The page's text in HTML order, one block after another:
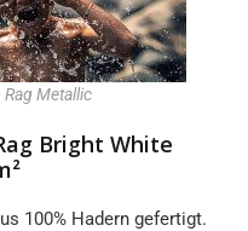
Metallic
Bright White
100% Hadern gefertigt.